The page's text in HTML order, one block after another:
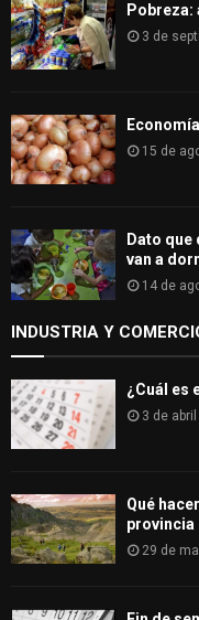
3 de
15 de
Dato
van a
14 de
INDUSTRIA Y
¿Cuál es
3 de
Qué
provincia
29 de